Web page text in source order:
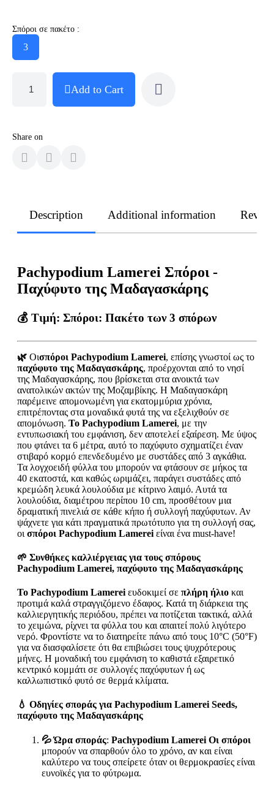
Σπόροι σε πακέτο :
3
Add to Cart
Share on
Description Additional information
Pachypodium Lamerei Σπόροι -
Παχύφυτο της Μαδαγασκάρης
💰 Τιμή: Σπόροι: Πακέτο των 3 σπόρων
🌿 Οισπόροι Pachypodium Lamerei, επίσης γνωστοί ως το
παχύφυτο της Μαδαγασκάρης, προέρχονται από το νησί
της Μαδαγασκάρης, που βρίσκεται στα ανοικτά των
ανατολικών ακτών της Μοζαμβίκης. Η Μαδαγασκάρη
παρέμεινε απομονωμένη για εκατομμύρια χρόνια,
επιτρέποντας στα μοναδικά φυτά της να εξελιχθούν σε
απομόνωση. Το Pachypodium Lamerei, με την
εντυπωσιακή του εμφάνιση, δεν αποτελεί εξαίρεση. Με ύψος
που φτάνει τα 6 μέτρα, αυτό το παχύφυτο σχηματίζει έναν
στιβαρό κορμό επενδεδυμένο με συστάδες από 3 αγκάθια.
Τα λογχοειδή φύλλα του μπορούν να φτάσουν σε μήκος τα
40 εκατοστά, και καθώς ωριμάζει, παράγει συστάδες από
κρεμώδη λευκά λουλούδια με κίτρινο λαιμό. Αυτά τα
λουλούδια, διαμέτρου περίπου 10 cm, προσθέτουν μια
δραματική πινελιά σε κάθε κήπο ή συλλογή παχύφυτων. Αν
ψάχνετε για κάτι πραγματικά πρωτότυπο για τη συλλογή σας,
οι σπόροι Pachypodium Lamerei είναι ένα must-have!
🌱 Συνθήκες καλλιέργειας για τους σπόρους
Pachypodium Lamerei, παχύφυτο της Μαδαγασκάρης
Το Pachypodium Lamerei ευδοκιμεί σε πλήρη ήλιο και
προτιμά καλά στραγγιζόμενο έδαφος. Κατά τη διάρκεια της
καλλιεργητικής περιόδου, πρέπει να ποτίζεται τακτικά, αλλά
το χειμώνα, ρίχνει τα φύλλα του και απαιτεί πολύ λιγότερο
νερό. Φροντίστε να το διατηρείτε πάνω από τους 10°C (50°F)
για να διασφαλίσετε ότι θα επιβιώσει τους ψυχρότερους
μήνες. Η μοναδική του εμφάνιση το καθιστά εξαιρετικό
κεντρικό κομμάτι σε συλλογές παχύφυτων ή ως
καλλωπιστικό φυτό σε θερμά κλίματα.
💧 Οδηγίες σποράς για Pachypodium Lamerei Seeds,
παχύφυτο της Μαδαγασκάρης
💦 Ώρα σποράς: Pachypodium Lamerei Οι σπόροι
μπορούν να σπαρθούν όλο το χρόνο, αν και είναι
καλύτερο να τους σπείρετε όταν οι θερμοκρασίες είναι
ευνοϊκές για το φύτρωμα.